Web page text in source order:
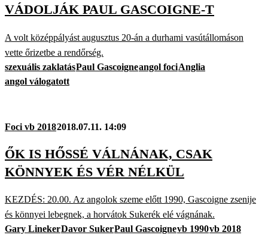
VÁDOLJÁK PAUL GASCOIGNE-T
A volt középpályást augusztus 20-án a durhami vasútállomáson
vette őrizetbe a rendőrség.
szexuális zaklatásPaul Gascoigneangol fociAnglia
angol válogatott
Foci vb 20182018.07.11. 14:09
ŐK IS HŐSSÉ VÁLNÁNAK, CSAK
KÖNNYEK ÉS VÉR NÉLKÜL
KEZDÉS: 20.00. Az angolok szeme előtt 1990, Gascoigne zsenije
és könnyei lebegnek, a horvátok Sukerék elé vágnának.
Gary LinekerDavor SukerPaul Gascoignevb 1990vb 2018